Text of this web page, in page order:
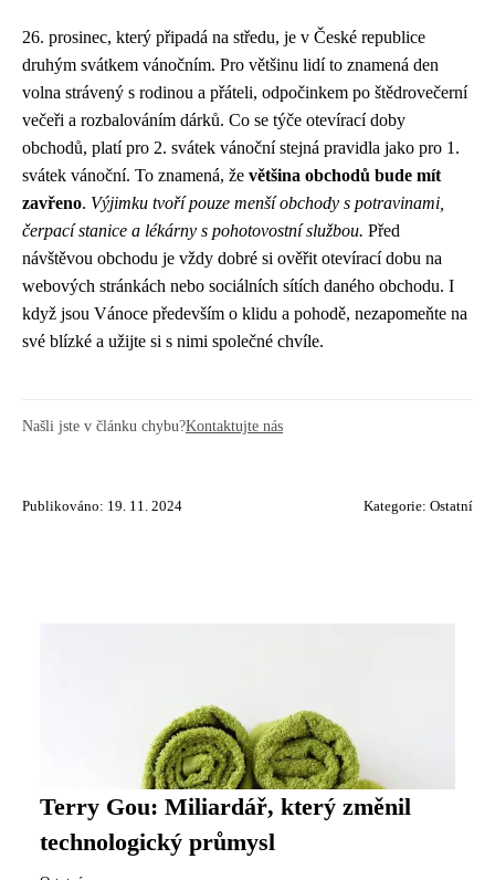
26. prosinec, který připadá na středu, je v České republice
druhým svátkem vánočním. Pro většinu lidí to znamená den
volna strávený s rodinou a přáteli, odpočinkem po štědrovečerní
večeři a rozbalováním dárků. Co se týče otevírací doby
obchodů, platí pro 2. svátek vánoční stejná pravidla jako pro 1.
svátek vánoční. To znamená, že většina obchodů bude mít
zavřeno. Výjimku tvoří pouze menší obchody s potravinami,
čerpací stanice a lékárny s pohotovostní službou. Před
návštěvou obchodu je vždy dobré si ověřit otevírací dobu na
webových stránkách nebo sociálních sítích daného obchodu. I
když jsou Vánoce především o klidu a pohodě, nezapomeňte na
své blízké a užijte si s nimi společné chvíle.
Našli jste v článku chybu?Kontaktujte nás
Publikováno: 19. 11. 2024 Kategorie: Ostatní
Terry Gou: Miliardář, který změnil
technologický průmysl